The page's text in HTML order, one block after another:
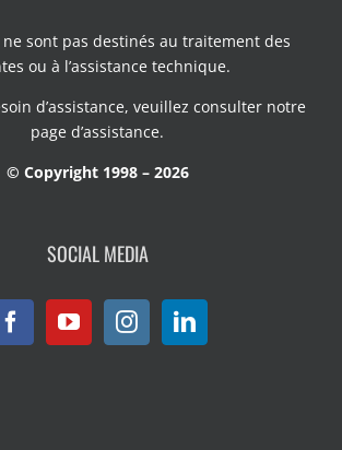
ne sont pas destinés au traitement des
ou à l’assistance technique.
d’assistance, veuillez consulter notre
page d’assistance.
© Copyright 1998 – 2026
SOCIAL MEDIA